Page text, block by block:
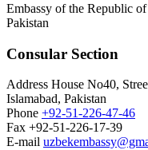
Embassy of the Republic
Pakistan
Consular Section
Address House No40,
Islamabad, Pakistan
Phone +92-51-226-47-46
Fax +92-51-226-17-39
E-mail